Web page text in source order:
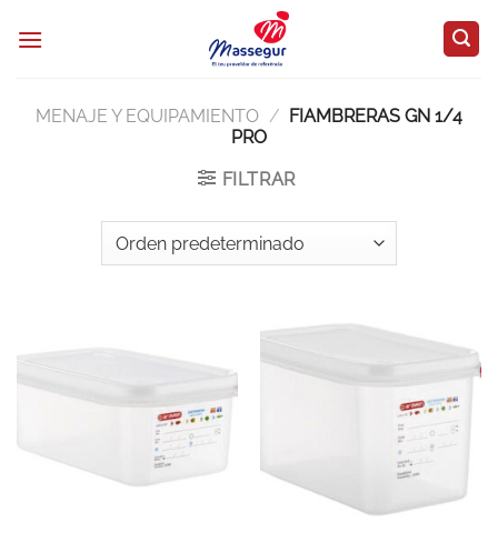
MENAJE Y EQUIPAMIENTO / FIAMBRERAS GN 1/4
PRO
FILTRAR